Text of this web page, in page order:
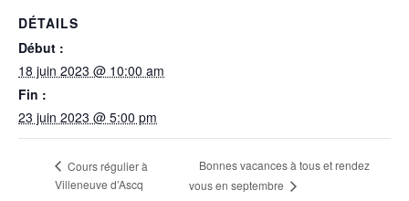
DÉTAILS
Début :
18 juin 2023 @ 10:00 am
Fin :
23 juin 2023 @ 5:00 pm
Cours régulier à
Villeneuve d’Ascq
Bonnes vacances à tous et rendez
vous en septembre